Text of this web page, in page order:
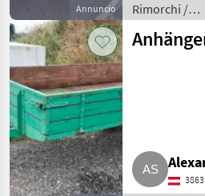
Marketplace
Offerte dei
rivenditori
Annunci
Annuncio
Rimorchi /
Rimorchi per
auto